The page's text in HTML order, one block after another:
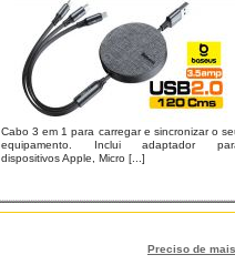
Cabo 3 em 1 para carregar e sincronizar o
equipamento. Inclui adaptador
dispositivos Apple, Micro [...]
Preciso de